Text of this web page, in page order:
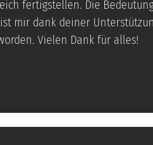
fertigstellen. Die
mir dank deiner
Vielen Dank für alles!